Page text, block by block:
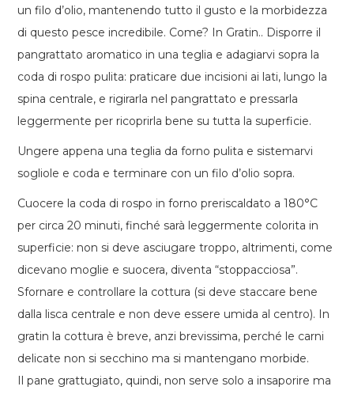
un filo d’olio, mantenendo tutto il gusto e la morbidezza
di questo pesce incredibile. Come? In Gratin.. Disporre il
pangrattato aromatico in una teglia e adagiarvi sopra la
coda di rospo pulita: praticare due incisioni ai lati, lungo la
spina centrale, e rigirarla nel pangrattato e pressarla
leggermente per ricoprirla bene su tutta la superficie.
Ungere appena una teglia da forno pulita e sistemarvi
sogliole e coda e terminare con un filo d’olio sopra.
Cuocere la coda di rospo in forno preriscaldato a 180°C
per circa 20 minuti, finché sarà leggermente colorita in
superficie: non si deve asciugare troppo, altrimenti, come
dicevano moglie e suocera, diventa “stoppacciosa”.
Sfornare e controllare la cottura (si deve staccare bene
dalla lisca centrale e non deve essere umida al centro). In
gratin la cottura è breve, anzi brevissima, perché le carni
delicate non si secchino ma si mantengano morbide.
Il pane grattugiato, quindi, non serve solo a insaporire ma